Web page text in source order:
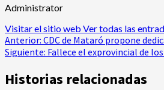
Administrator
Visitar el sitio web Ver todas las
Navegación
de
entradas
Anterior: CDC de Mataró propone
Siguiente: Fallece el exprovincial de
Historias relacionadas